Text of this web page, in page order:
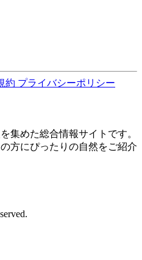
約 プライバシーポリシー
集めた総合情報サイトです。
方にぴったりの自然をご紹介